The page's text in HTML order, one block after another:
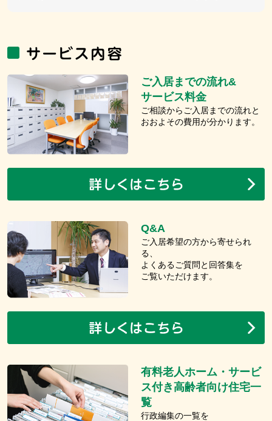
ご入居までの流れ&
サービス料金
ご相談からご入居までの流れと
おおよその費用が分かります。
Q&A
ご入居希望の方から寄せられ
る、
よくあるご質問と回答集を
ご覧いただけます。
有料老人ホーム・サービ
ス付き高齢者向け住宅一
覧
行政編集の一覧を